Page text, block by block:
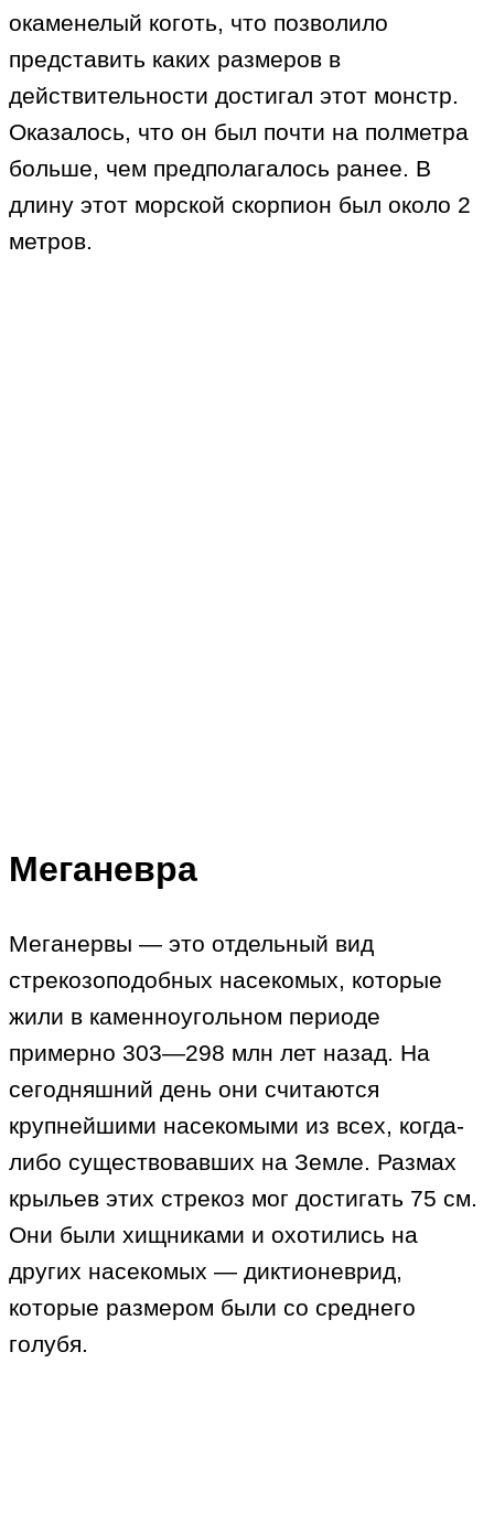
окаменелый коготь, что позволило
представить каких размеров в
действительности достигал этот монстр.
Оказалось, что он был почти на полметра
больше, чем предполагалось ранее. В
длину этот морской скорпион был около 2
метров.
Меганевра
Меганервы — это отдельный вид
стрекозоподобных насекомых, которые
жили в каменноугольном периоде
примерно 303—298 млн лет назад. На
сегодняшний день они считаются
крупнейшими насекомыми из всех, когда-
либо существовавших на Земле. Размах
крыльев этих стрекоз мог достигать 75 см.
Они были хищниками и охотились на
других насекомых — диктионеврид,
которые размером были со среднего
голубя.